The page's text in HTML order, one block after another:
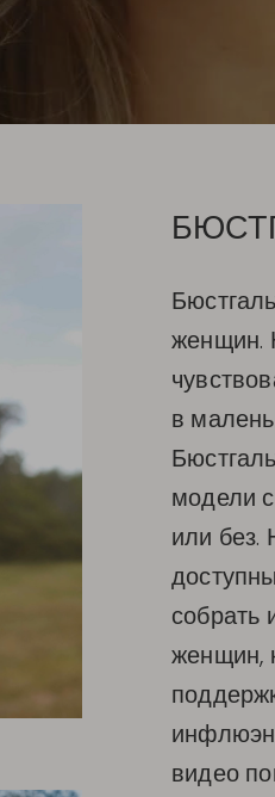
женщин.
в
модели
или без.
собрать
женщин,
видео